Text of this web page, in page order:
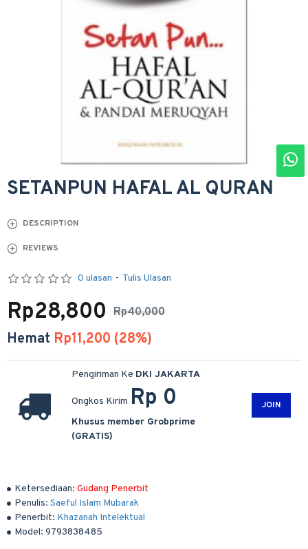
SETANPUN HAFAL AL QURAN
DESCRIPTION
REVIEWS
Ketersediaan: Gudang Penerbit
Penulis: Saeful Islam Mubarak
Penerbit: Khazanah Intelektual
Model: 9793838485
0 ulasan - Tulis Ulasan
Rp40,000
Rp28,800
Hemat Rp11,200 (28%)
Pengiriman Ke DKI JAKARTA
Ongkos Kirim Rp 0
Khusus member Grobprime
(GRATIS)
JOIN